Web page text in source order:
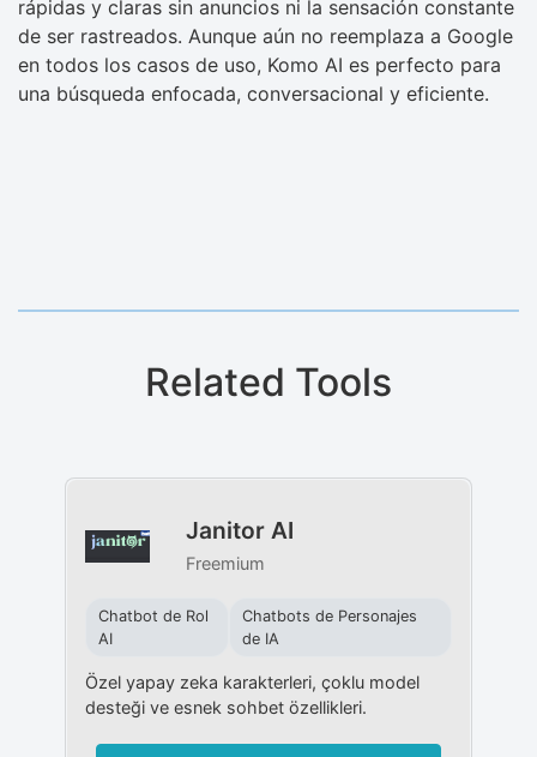
rápidas y claras sin anuncios ni la sensación constante
de ser rastreados. Aunque aún no reemplaza a Google
en todos los casos de uso, Komo AI es perfecto para
una búsqueda enfocada, conversacional y eficiente.
Related Tools
Janitor AI
Freemium
Chatbot de Rol
AI
Chatbots de Personajes
de IA
Özel yapay zeka karakterleri, çoklu model
desteği ve esnek sohbet özellikleri.